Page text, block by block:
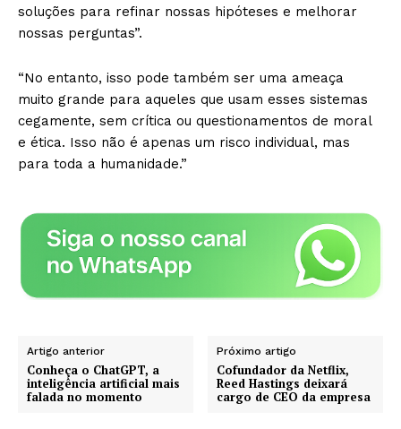
soluções para refinar nossas hipóteses e melhorar
nossas perguntas”.
“No entanto, isso pode também ser uma ameaça
muito grande para aqueles que usam esses sistemas
cegamente, sem crítica ou questionamentos de moral
e ética. Isso não é apenas um risco individual, mas
para toda a humanidade.”
Artigo anterior
Conheça o ChatGPT, a
inteligência artificial mais
falada no momento
Próximo artigo
Cofundador da Netflix,
Reed Hastings deixará
cargo de CEO da empresa